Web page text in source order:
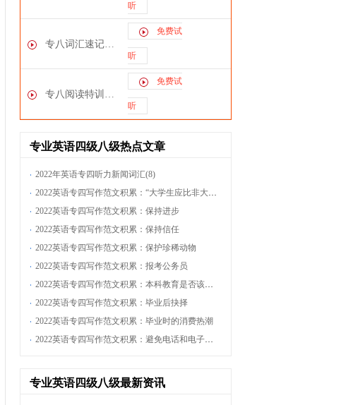
听
专八词汇速记曲根主讲
免费试
听
专八阅读特训课程
免费试
听
专业英语四级八级热点文章
2022年英语专四听力新闻词汇(8)
2022英语专四写作范文积累：“大学生应比非大学生挣钱多”
2022英语专四写作范文积累：保持进步
2022英语专四写作范文积累：保持信任
2022英语专四写作范文积累：保护珍稀动物
2022英语专四写作范文积累：报考公务员
2022英语专四写作范文积累：本科教育是否该普及
2022英语专四写作范文积累：毕业后抉择
2022英语专四写作范文积累：毕业时的消费热潮
2022英语专四写作范文积累：避免电话和电子邮件欺诈的方式
专业英语四级八级最新资讯